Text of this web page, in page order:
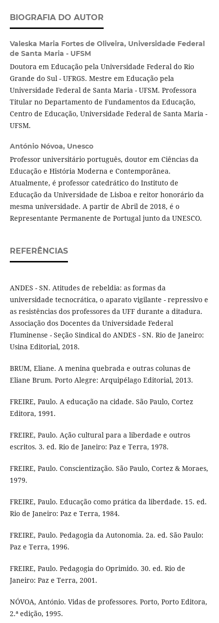
BIOGRAFIA DO AUTOR
Valeska Maria Fortes de Oliveira, Universidade Federal
de Santa Maria - UFSM
Doutora em Educação pela Universidade Federal do Rio
Grande do Sul - UFRGS. Mestre em Educação pela
Universidade Federal de Santa Maria - UFSM. Professora
Titular no Departamento de Fundamentos da Educação,
Centro de Educação, Universidade Federal de Santa Maria -
UFSM.
António Nóvoa, Unesco
Professor universitário português, doutor em Ciências da
Educação e História Moderna e Contemporânea.
Atualmente, é professor catedrático do Instituto de
Educação da Universidade de Lisboa e reitor honorário da
mesma universidade. A partir de Abril de 2018, é o
Representante Permanente de Portugal junto da UNESCO.
REFERÊNCIAS
ANDES - SN. Atitudes de rebeldia: as formas da
universidade tecnocrática, o aparato vigilante - repressivo e
as resistências dos professores da UFF durante a ditadura.
Associação dos Docentes da Universidade Federal
Fluminense - Seção Sindical do ANDES - SN. Rio de Janeiro:
Usina Editorial, 2018.
BRUM, Eliane. A menina quebrada e outras colunas de
Eliane Brum. Porto Alegre: Arquipélago Editorial, 2013.
FREIRE, Paulo. A educação na cidade. São Paulo, Cortez
Editora, 1991.
FREIRE, Paulo. Ação cultural para a liberdade e outros
escritos. 3. ed. Rio de Janeiro: Paz e Terra, 1978.
FREIRE, Paulo. Conscientização. São Paulo, Cortez & Moraes,
1979.
FREIRE, Paulo. Educação como prática da liberdade. 15. ed.
Rio de Janeiro: Paz e Terra, 1984.
FREIRE, Paulo. Pedagogia da Autonomia. 2a. ed. São Paulo:
Paz e Terra, 1996.
FREIRE, Paulo. Pedagogia do Oprimido. 30. ed. Rio de
Janeiro: Paz e Terra, 2001.
NÓVOA, António. Vidas de professores. Porto, Porto Editora,
2.ª edição, 1995.